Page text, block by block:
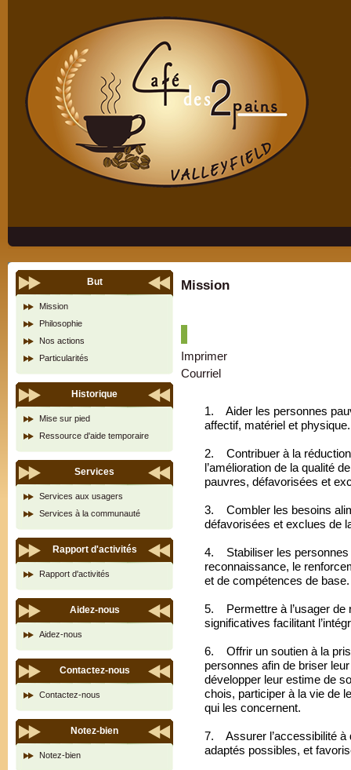
But
Mission
Philosophie
Nos actions
Particularités
Historique
Mise sur pied
Ressource d'aide temporaire
Services
Services aux usagers
Services à la communauté
Rapport d'activités
Rapport d'activités
Aidez-nous
Aidez-nous
Contactez-nous
Contactez-nous
Notez-bien
Notez-bien
Mission
Imprimer
Courriel
1. Aider les personnes
affectif, matériel et physique.
2. Contribuer à la
l’amélioration de la qualité
pauvres, défavorisées et
3. Combler les besoins
défavorisées et exclues de
4. Stabiliser les personnes
reconnaissance, le
et de compétences de base.
5. Permettre à l’usager de
significatives facilitant
6. Offrir un soutien à la
personnes afin de briser
développer leur estime de
chois, participer à la vie de
qui les concernent.
7. Assurer l’accessibilité à
adaptés possibles, et